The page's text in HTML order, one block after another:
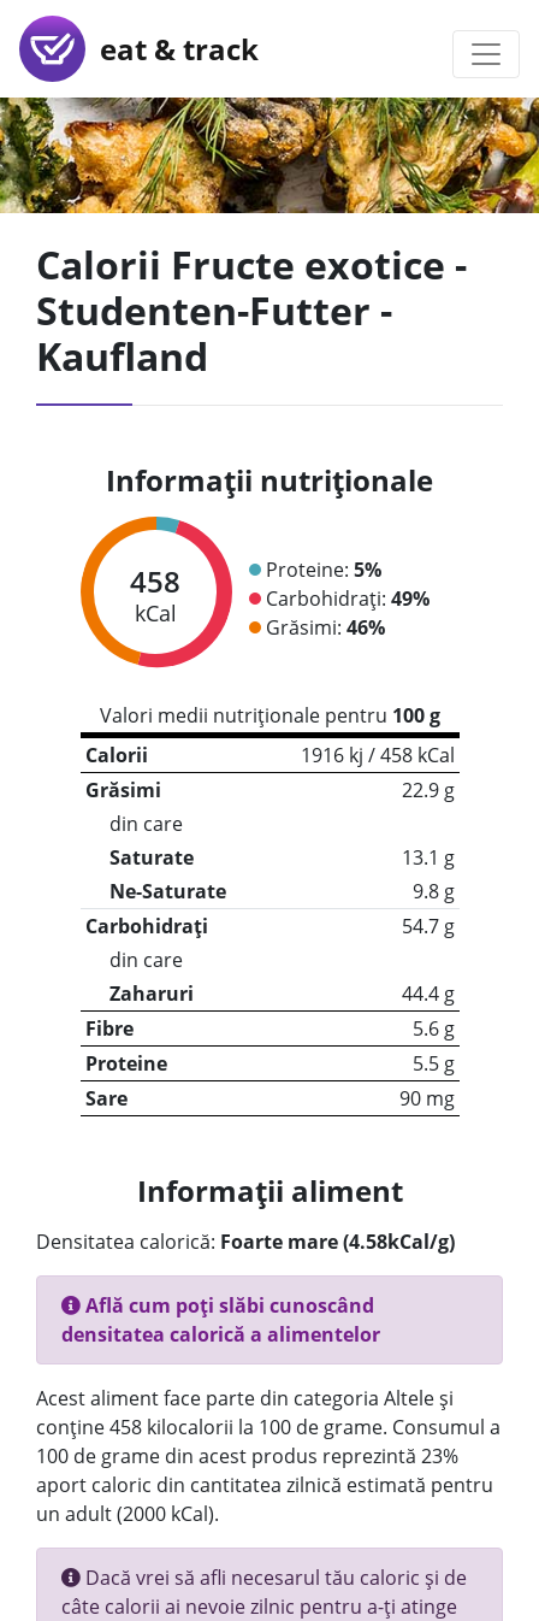
eat & track
Calorii Fructe exotice -
Studenten-Futter -
Kaufland
Informații nutriționale
458
kCal
Proteine: 5%
Carbohidrați: 49%
Grăsimi: 46%
Valori medii nutriționale pentru 100 g
Calorii
1916 kj / 458 kCal
Grăsimi
22.9 g
din care
Saturate
13.1 g
Ne-Saturate
9.8 g
Carbohidrați
54.7 g
din care
Zaharuri
44.4 g
Fibre
5.6 g
Proteine
5.5 g
Sare
90 mg
Informații aliment
Densitatea calorică: Foarte mare (4.58kCal/g)
Află cum poți slăbi cunoscând
densitatea calorică a alimentelor
Acest aliment face parte din categoria Altele și
conține 458 kilocalorii la 100 de grame. Consumul a
100 de grame din acest produs reprezintă 23%
aport caloric din cantitatea zilnică estimată pentru
un adult (2000 kCal).
Dacă vrei să afli necesarul tău caloric și de
câte calorii ai nevoie zilnic pentru a-ți atinge